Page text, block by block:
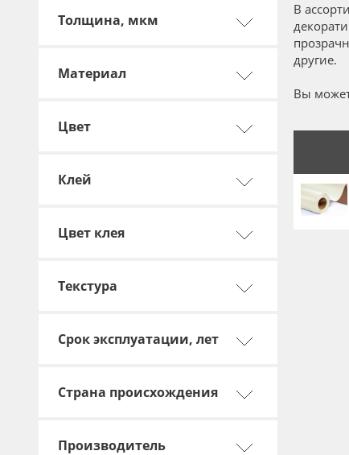
Orajet 3640
ПЭТ листовой
Вспененный ПВХ
Заготовки для сувениров
Толщина, мкм
Материал
Цвет
Клей
Цвет клея
Текстура
Срок эксплуатации, лет
Страна происхождения
Производитель
В
другие.
Вы